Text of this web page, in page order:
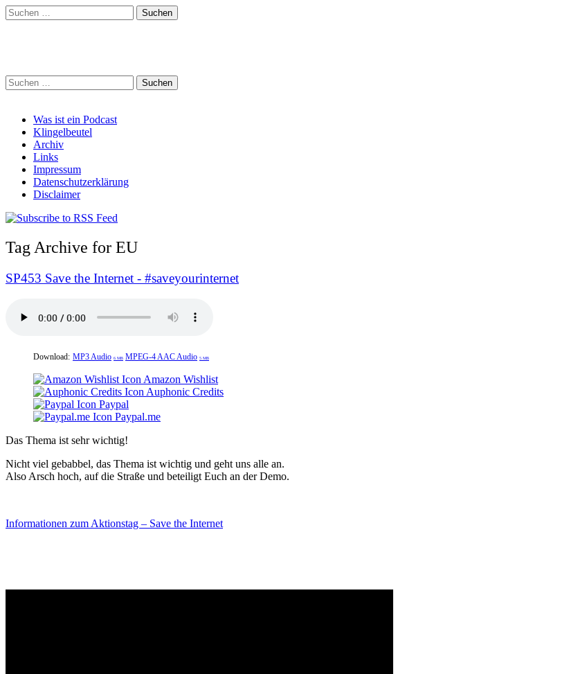
Suchen
nach:
Suchen
nach:
Main
menu
Skip
content
Was ist ein Podcast
Klingelbeutel
Archiv
Links
Impressum
Datenschutzerklärung
Disclaimer
Tag Archive for EU
SP453 Save the Internet - #saveyourinternet
Download: MP3 Audio 6 MB MPEG-4 AAC Audio 5 MB
Amazon Wishlist
Auphonic Credits
Paypal
Paypal.me
Das Thema ist sehr wichtig!
Nicht viel gebabbel, das Thema ist wichtig und geht uns alle an.
Also Arsch hoch, auf die Straße und beteiligt Euch an der Demo.
Informationen zum Aktionstag – Save the Internet